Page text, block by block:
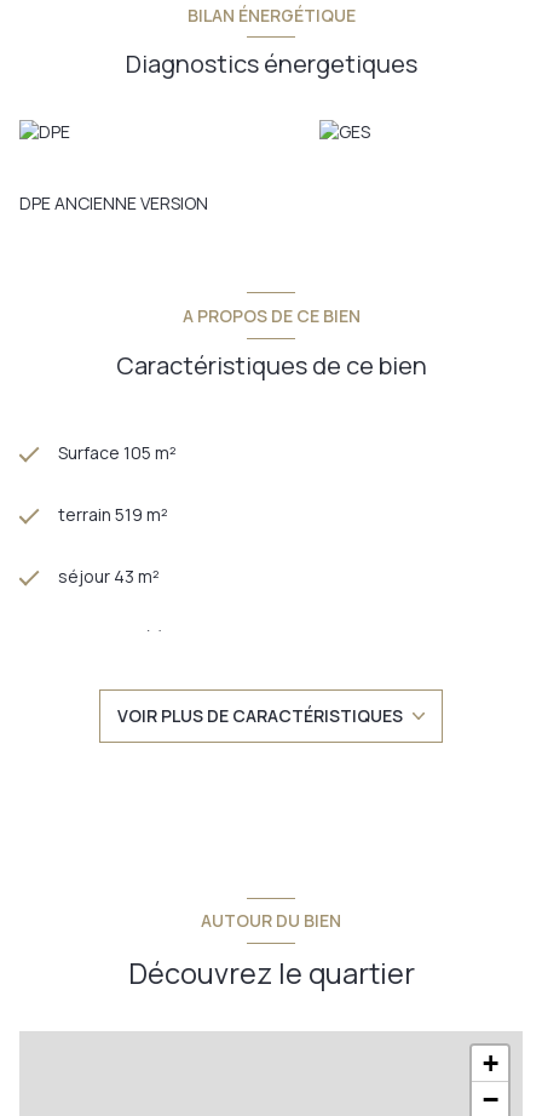
BILAN ÉNERGÉTIQUE
Diagnostics énergetiques
DPE ANCIENNE VERSION
A PROPOS DE CE BIEN
Caractéristiques de ce bien
Surface 105 m²
terrain 519 m²
séjour 43 m²
3 chambre(s)
Chauffage individuel : autre (electrique)
VOIR PLUS DE CARACTÉRISTIQUES
AUTOUR DU BIEN
Découvrez le quartier
+
−